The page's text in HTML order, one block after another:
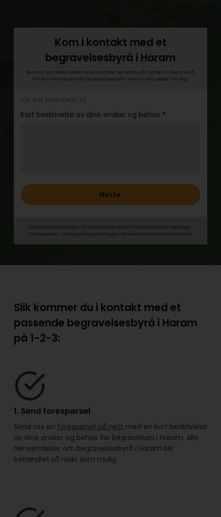
Kom i kontakt med et
begravelsesbyrå i Haram
Send en kort beskrivelse av dine ønsker og behov, så hjelper vi deg med å
finne et kvalitetssikret begravelsesbyrå i Haram som passer for deg.
h
e
1/2: DIN HENVENDELSE
Kort beskrivelse av dine ønsker og behov *
Neste
Din kontaktinformasjon blir utelukkende brukt i forbindelse med oppdrags­
forespørselen. Dine person­­opplysninger utleveres ikke til uvedkommende.
Slik kommer du i kontakt med et
passende begravelsesbyrå i Haram
på 1-2-3:
1. Send forespørsel
Send oss en forespørsel på nett med en kort beskrivelse
av dine ønsker og behov for begravelsen i Haram. Alle
henvendelser om begravelsesbyrå i Haram blir
behandlet så raskt som mulig.